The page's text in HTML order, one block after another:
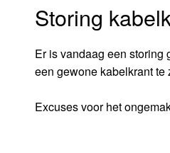
Storing
Er is vandaag een storing
een gewone kabelkrant te
Excuses voor het